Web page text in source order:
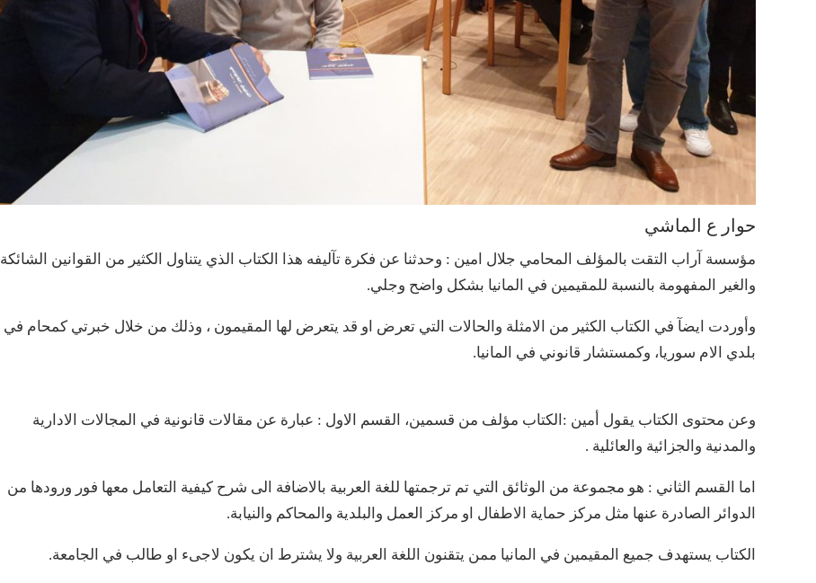
حوار ع الماشي
مؤسسة آراب التقت بالمؤلف المحامي جلال امين : وحدثنا عن فكرة تآليفه هذا الكتاب الذي يتناول الكثير من القوانين الشائكة
والغير المفهومة بالنسبة للمقيمين في المانيا بشكل واضح وجلي.
وأوردت ايضآ في الكتاب الكثير من الامثلة والحالات التي تعرض او قد يتعرض لها المقيمون ، وذلك من خلال خبرتي كمحام في
بلدي الام سوريا، وكمستشار قانوني في المانيا.
وعن محتوى الكتاب يقول أمين :الكتاب مؤلف من قسمين، القسم الاول : عبارة عن مقالات قانونية في المجالات الادارية
والمدنية والجزائية والعائلية .
اما القسم الثاني : هو مجموعة من الوثائق التي تم ترجمتها للغة العربية بالاضافة الى شرح كيفية التعامل معها فور ورودها من
الدوائر الصادرة عنها مثل مركز حماية الاطفال او مركز العمل والبلدية والمحاكم والنيابة.
الكتاب يستهدف جميع المقيمين في المانيا ممن يتقنون اللغة العربية ولا يشترط ان يكون لاجىء او طالب في الجامعة.